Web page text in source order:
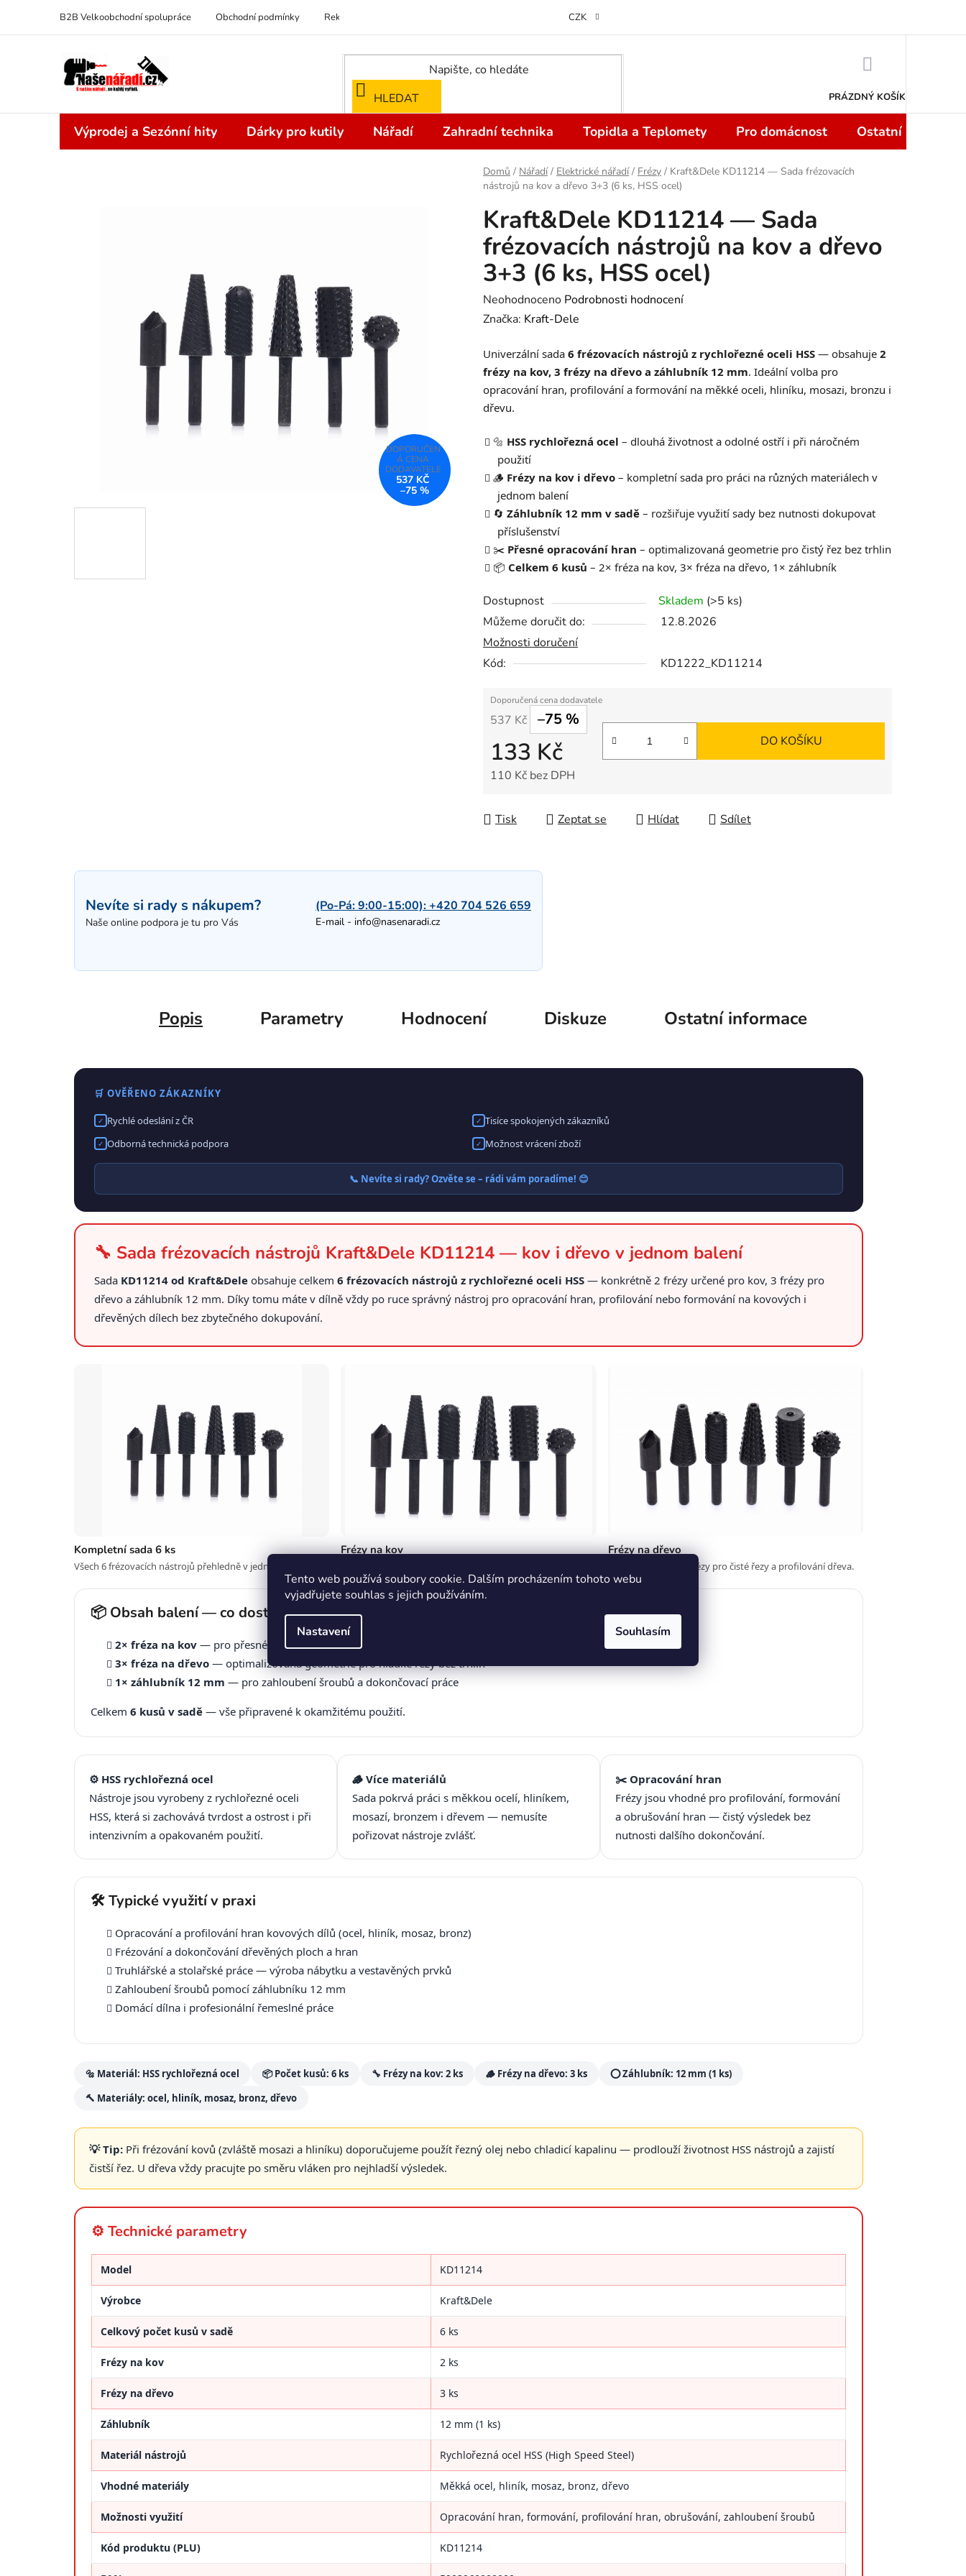
Tento web používá soubory cookie. Dalším procházením tohoto webu
vyjadřujete souhlas s jejich používáním.
Nastavení Souhlasím
obsah
B2B Velkoobchodní spolupráce Obchodní podmínky Reklamace Odstoupení od kupní smlouvy do 14 dní
CZK
HLEDAT PRÁZDNÝ KOŠÍK
Výprodej a Sezónní hity Dárky pro kutily Nářadí Zahradní technika Topidla a Teplomety Pro domácnost Ostatní
Domů / Nářadí / Elektrické nářadí / Frézy / Kraft&Dele KD11214 — Sada frézovacích
nástrojů na kov a dřevo 3+3 (6 ks, HSS ocel)
Kraft&Dele KD11214 — Sada
frézovacích nástrojů na kov a dřevo
3+3 (6 ks, HSS ocel)
Průměrné
hodnocení
je
0,0
z
5
hvězdiček.
Neohodnoceno Podrobnosti hodnocení
Značka: Kraft-Dele
Univerzální sada 6 frézovacích nástrojů z rychlořezné oceli HSS — obsahuje 2
frézy na kov, 3 frézy na dřevo a záhlubník 12 mm. Ideální volba pro
opracování hran, profilování a formování na měkké oceli, hliníku, mosazi, bronzu i
dřevu.
🔩 HSS rychlořezná ocel – dlouhá životnost a odolné ostří i při náročném
použití
🪵 Frézy na kov i dřevo – kompletní sada pro práci na různých materiálech v
jednom balení
🔄 Záhlubník 12 mm v sadě – rozšiřuje využití sady bez nutnosti dokupovat
příslušenství
✂️ Přesné opracování hran – optimalizovaná geometrie pro čistý řez bez trhlin
📦 Celkem 6 kusů – 2× fréza na kov, 3× fréza na dřevo, 1× záhlubník
Dostupnost Skladem (>5 ks)
Můžeme doručit do:
12.8.2026
Možnosti doručení
Kód:
KD1222_KD11214
537 Kč –75 %
133 Kč
110 Kč bez DPH
DO KOŠÍKU
Tisk Zeptat se Hlídat Sdílet
537 KČ
–75 %
Nevíte si rady s nákupem?
Naše online podpora je tu pro Vás
(Po-Pá: 9:00-15:00):+420 704 526 659
E-mail - info@nasenaradi.cz
Popis Parametry Hodnocení Diskuze Ostatní informace
🛒 OVĚŘENO ZÁKAZNÍKY
✓ Rychlé odeslání z ČR ✓ Tisíce spokojených zákazníků
✓ Odborná technická podpora ✓ Možnost vrácení zboží
📞 Nevíte si rady? Ozvěte se – rádi vám poradíme! 😊
🔧 Sada frézovacích nástrojů Kraft&Dele KD11214 — kov i dřevo v jednom balení
Sada KD11214 od Kraft&Dele obsahuje celkem 6 frézovacích nástrojů z rychlořezné oceli HSS — konkrétně 2 frézy určené pro kov, 3 frézy pro
dřevo a záhlubník 12 mm. Díky tomu máte v dílně vždy po ruce správný nástroj pro opracování hran, profilování nebo formování na kovových i
dřevěných dílech bez zbytečného dokupování.
Kompletní sada 6 ks
Všech 6 frézovacích nástrojů přehledně v jednom balení.
Frézy na kov Frézy na dřevo
Tři optimalizované frézy pro čisté řezy a profilování dřeva.
📦 Obsah balení — co dostanete
2× fréza na kov — pro přesné obrábění a opracování kovových ploch a hran
3× fréza na dřevo — optimalizovaná geometrie pro hladké řezy bez trhlin
1× záhlubník 12 mm — pro zahloubení šroubů a dokončovací práce
Celkem 6 kusů v sadě — vše připravené k okamžitému použití.
⚙️ HSS rychlořezná ocel
Nástroje jsou vyrobeny z rychlořezné oceli
HSS, která si zachovává tvrdost a ostrost i při
intenzivním a opakovaném použití.
🪵 Více materiálů
Sada pokrvá práci s měkkou ocelí, hliníkem,
mosazí, bronzem i dřevem — nemusíte
pořizovat nástroje zvlášť.
✂️ Opracování hran
Frézy jsou vhodné pro profilování, formování
a obrušování hran — čistý výsledek bez
nutnosti dalšího dokončování.
🛠️ Typické využití v praxi
Opracování a profilování hran kovových dílů (ocel, hliník, mosaz, bronz)
Frézování a dokončování dřevěných ploch a hran
Truhlářské a stolařské práce — výroba nábytku a vestavěných prvků
Zahloubení šroubů pomocí záhlubníku 12 mm
Domácí dílna i profesionální řemeslné práce
🔩 Materiál: HSS rychlořezná ocel 📦 Počet kusů: 6 ks 🔧 Frézy na kov: 2 ks 🪵 Frézy na dřevo: 3 ks
⭕ Záhlubník: 12 mm (1 ks)
🔨 Materiály: ocel, hliník, mosaz, bronz, dřevo
💡 Tip: Při frézování kovů (zvláště mosazi a hliníku) doporučujeme použít řezný olej nebo chladicí kapalinu — prodlouží životnost HSS nástrojů a zajistí
čistší řez. U dřeva vždy pracujte po směru vláken pro nejhladší výsledek.
⚙️ Technické parametry
Model KD11214
Výrobce Kraft&Dele
Celkový počet kusů v sadě 6 ks
Frézy na kov 2 ks
Frézy na dřevo 3 ks
Záhlubník 12 mm (1 ks)
Materiál nástrojů Rychlořezná ocel HSS (High Speed Steel)
Vhodné materiály Měkká ocel, hliník, mosaz, bronz, dřevo
Možnosti využití Opracování hran, formování, profilování hran, obrušování, zahloubení šroubů
Kód produktu (PLU) KD11214